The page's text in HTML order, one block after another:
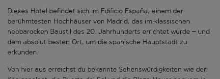
Dieses Hotel befindet sich im Edificio España, einem der
berühmtesten Hochhäuser von Madrid, das im klassischen
neobarocken Baustil des 20. Jahrhunderts errichtet wurde – und
dem absolut besten Ort, um die spanische Hauptstadt zu
erkunden.
Von hier aus erreichst du bekannte Sehenswürdigkeiten wie den